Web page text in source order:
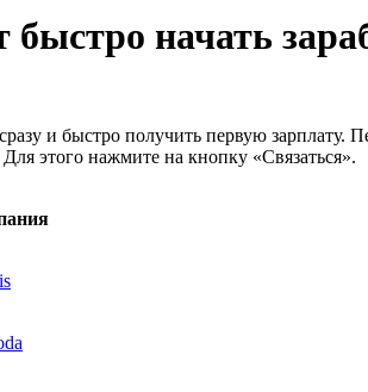
быстро начать
и быстро получить первую
этого нажмите на кнопку «Связаться».